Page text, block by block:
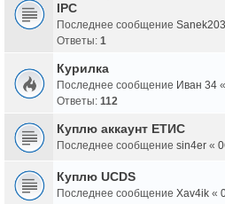
IPC
Последнее сообщение
Ответы: 1
Курилка
Последнее сообщение Иван 34 «
Ответы: 112
Куплю аккаунт ЕТИС
Последнее сообщение sin4er «
Куплю UCDS
Последнее сообщение Xav4ik «